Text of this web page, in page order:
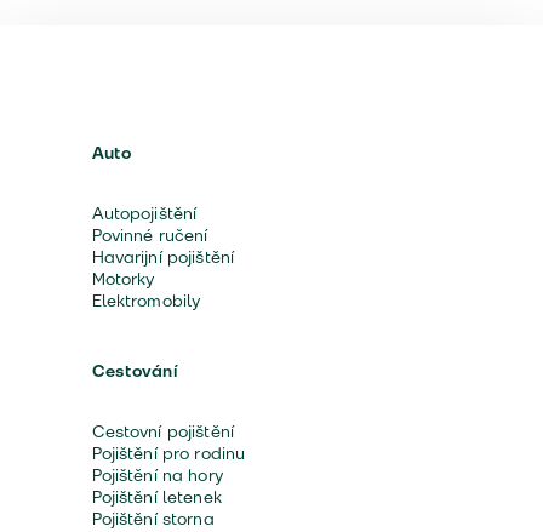
Auto
Autopojištění
Povinné ručení
Havarijní pojištění
Motorky
Elektromobily
Cestování
Cestovní pojištění
Pojištění pro rodinu
Pojištění na hory
Pojištění letenek
Pojištění storna